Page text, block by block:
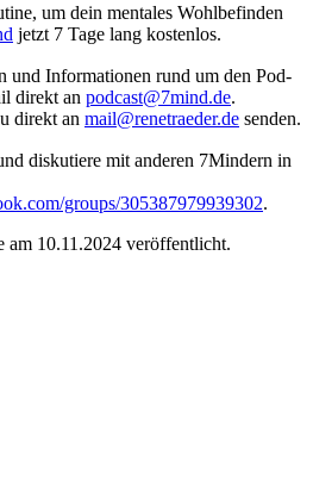
um dein mentales Wohlbefinden
jetzt 7 Tage lang kostenlos.
und Infor­ma­tio­nen rund um den Pod­
direkt an podcast@7mind.de.
direkt an mail@renetraeder.de senden.
diskutiere mit anderen 7Mindern in
groups/305387979939302.
10.11.2024 veröffentlicht.